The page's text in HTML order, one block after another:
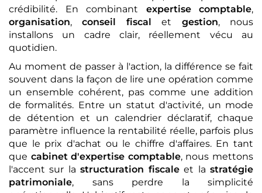
crédibilité. En combinant expertise comptable,
organisation,conseil fiscal et gestion, nous
installons un cadre clair, réellement vécu au
quotidien.
Au moment de passer à l'action, la différence se fait
souvent dans la façon de lire une opération comme
un ensemble cohérent, pas comme une addition
de formalités. Entre un statut d'activité, un mode
de détention et un calendrier déclaratif, chaque
paramètre influence la rentabilité réelle, parfois plus
que le prix d'achat ou le chiffre d'affaires. En tant
que cabinet d'expertise comptable, nous mettons
l'accent sur lastructuration fiscaleet lastratégie
patrimoniale, sans perdre la simplicité